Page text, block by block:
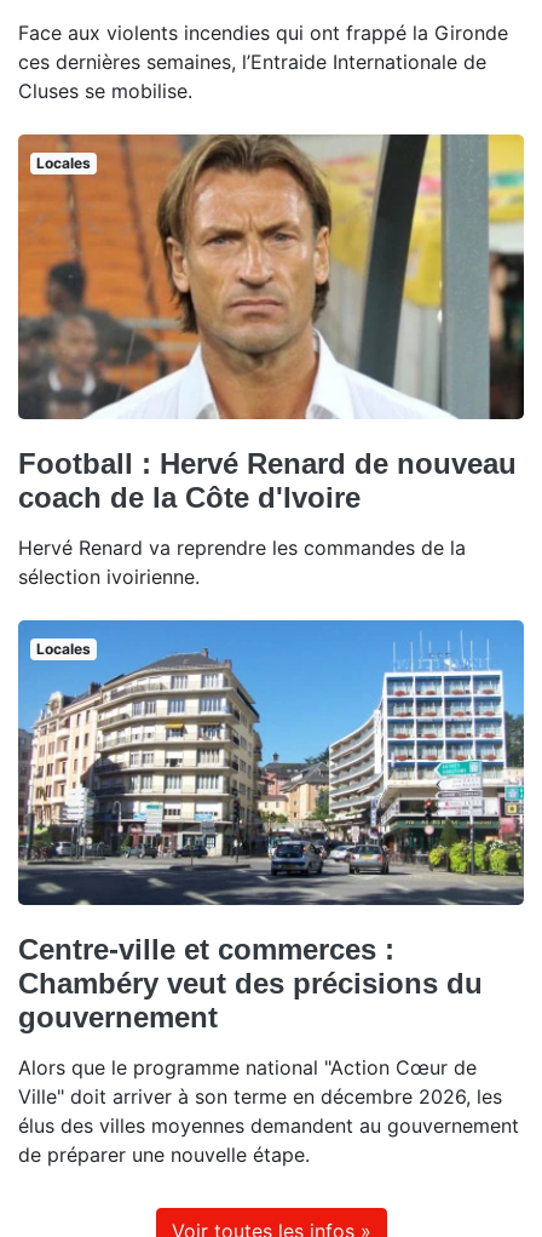
Face aux violents incendies qui ont frappé la Gironde
ces dernières semaines, l’Entraide Internationale de
Cluses se mobilise.
Locales
Football : Hervé Renard de nouveau
coach de la Côte d'Ivoire
Hervé Renard va reprendre les commandes de la
sélection ivoirienne.
Locales
Centre-ville et commerces :
Chambéry veut des précisions du
gouvernement
Alors que le programme national "Action Cœur de
Ville" doit arriver à son terme en décembre 2026, les
élus des villes moyennes demandent au gouvernement
de préparer une nouvelle étape.
Voir toutes les infos »